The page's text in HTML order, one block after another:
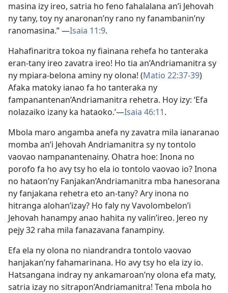
masina izy ireo, satria ho feno fahalalana an’i Jehovah
ny tany, toy ny anaronan’ny rano ny fanambanin’ny
ranomasina.” —Isaia 11:9.
Hahafinaritra tokoa ny fiainana rehefa ho tanteraka
eran-tany ireo zavatra ireo! Ho tia an’Andriamanitra sy
ny mpiara-belona aminy ny olona! (Matio 22:37-39)
Afaka matoky ianao fa ho tanteraka ny
fampanantenan’Andriamanitra rehetra. Hoy izy: ‘Efa
nolazaiko izany ka hataoko.’—Isaia 46:11.
Mbola maro angamba anefa ny zavatra mila ianaranao
momba an’i Jehovah Andriamanitra sy ny tontolo
vaovao nampanantenainy. Ohatra hoe: Inona no
porofo fa ho avy tsy ho ela io tontolo vaovao io? Inona
no hataon’ny Fanjakan’Andriamanitra mba hanesorana
ny fanjakana rehetra eto an-tany? Ary inona no
hitranga alohan’izay? Ho faly ny Vavolombelon’i
Jehovah hanampy anao hahita ny valin’ireo. Jereo ny
pejy 32 raha mila fanazavana fanampiny.
Efa ela ny olona no niandrandra tontolo vaovao
hanjakan’ny fahamarinana. Ho avy tsy ho ela izy io.
Hatsangana indray ny ankamaroan’ny olona efa maty,
satria izay no sitrapon’Andriamanitra! Tena mbola ho